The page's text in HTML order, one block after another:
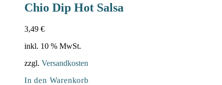
Chio Dip Hot Salsa
3,49 €
inkl. 10 % MwSt.
zzgl. Versandkosten
In den Warenkorb